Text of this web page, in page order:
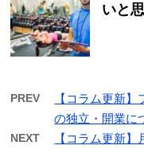
いと
PREV
【コラム更新
の独立・開業に
NEXT 【コラム更新